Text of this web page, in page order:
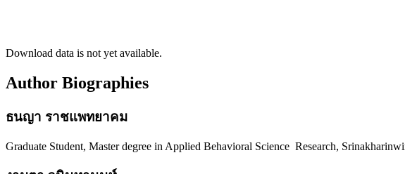
Download data is not yet available.
Author Biographies
ธนญา ราชแพทยาคม
Graduate Student, Master degree in Applied Behavioral Science Research,